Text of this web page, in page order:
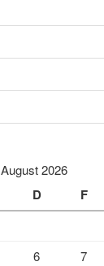
August 2026
D F
6 7